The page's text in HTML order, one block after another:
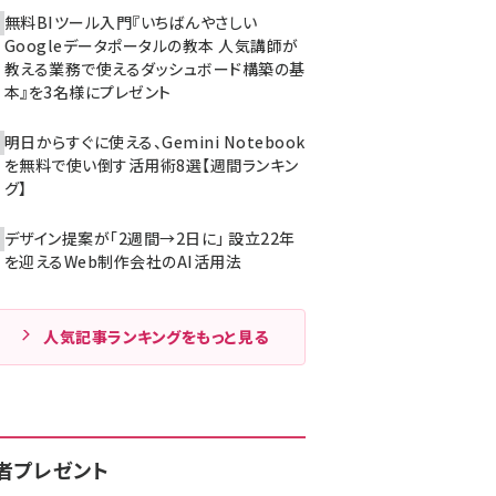
無料BIツール入門『いちばんやさしい
Googleデータポータルの教本 人気講師が
教える業務で使えるダッシュボード構築の基
本』を3名様にプレゼント
明日からすぐに使える、Gemini Notebook
を無料で使い倒す活用術8選【週間ランキン
グ】
デザイン提案が「2週間→2日に」 設立22年
を迎えるWeb制作会社のAI活用法
人気記事ランキングをもっと見る
プレゼント